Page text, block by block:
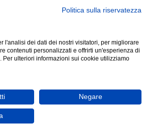
FIAF - Federazione Italiana Associazioni
Fotografiche
10122 Torino Tel. +39 011 5629479 P. Iva e C.F.
02657450017
Politica sulla riservatezza
l'analisi dei dati dei nostri visitatori, per migliorare
contenuti personalizzati e offrirti un'esperienza di
Per ulteriori informazioni sui cookie utilizziamo
Negare